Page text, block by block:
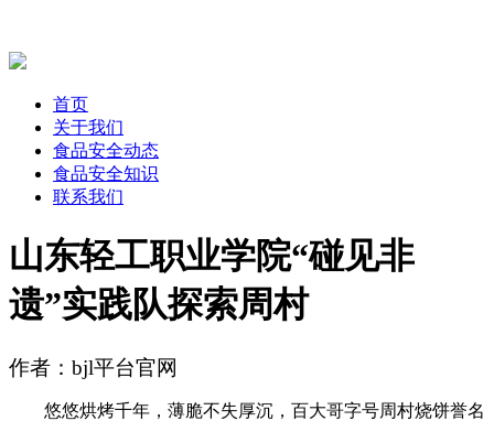
首页
关于我们
食品安全动态
食品安全知识
联系我们
山东轻工职业学院“碰见非
遗”实践队探索周村
作者：bjl平台官网
悠悠烘烤千年，薄脆不失厚沉，百大哥字号周村烧饼誉名